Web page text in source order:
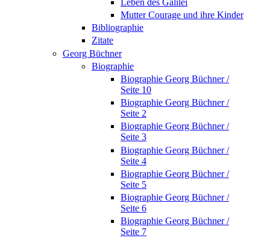
Mutter Courage und ihre Kinder
Bibliographie
Zitate
Georg Büchner
Biographie
Biographie Georg Büchner /
Seite 10
Biographie Georg Büchner /
Seite 2
Biographie Georg Büchner /
Seite 3
Biographie Georg Büchner /
Seite 4
Biographie Georg Büchner /
Seite 5
Biographie Georg Büchner /
Seite 6
Biographie Georg Büchner /
Seite 7